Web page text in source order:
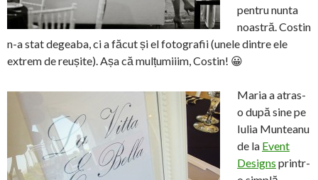
pentru nunta
noastră. Costin
n-a stat degeaba, ci a făcut și el fotografii (unele dintre ele
extrem de reușite). Așa că mulțumiiim, Costin! 😀
Maria a atras-
o după sine pe
Iulia Munteanu
de la Event
Designs printr-